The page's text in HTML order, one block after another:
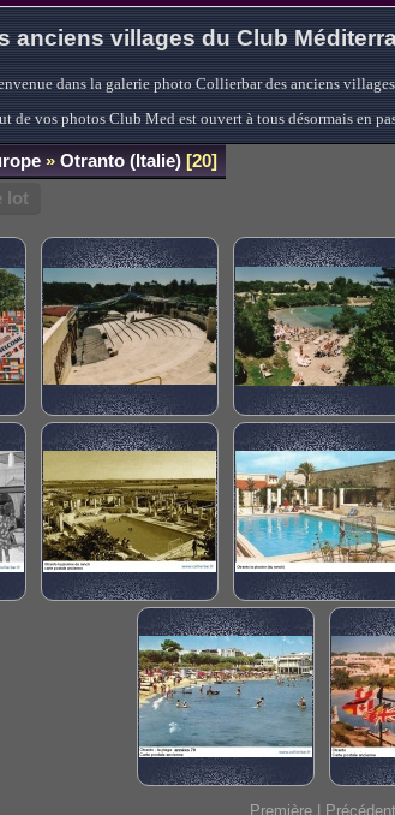
anciens villages du Club
dans la galerie photo Collierbar des anciens
de vos photos Club Med est ouvert à tous désormais en
» Otranto (Italie) 20
lot
Première |